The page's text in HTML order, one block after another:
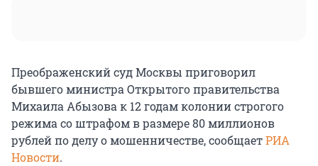
Преображенский суд Москвы приговорил
бывшего министра Открытого правительства
Михаила Абызова к 12 годам колонии строгого
режима со штрафом в размере 80 миллионов
рублей по делу о мошенничестве, сообщаетРИА
Новости.